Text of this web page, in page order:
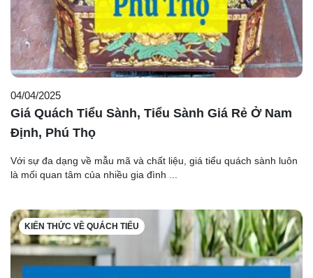
04/04/2025
Giá Quách Tiểu Sành, Tiểu Sành Giá Rẻ Ở Nam
Định, Phú Thọ
Với sự đa dạng về mẫu mã và chất liệu, giá tiểu quách sành luôn
là mối quan tâm của nhiều gia đình ...
KIẾN THỨC VỀ QUÁCH TIỂU